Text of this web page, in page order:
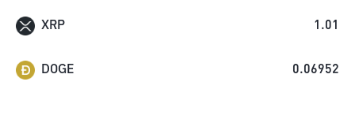
XRP 1.01
DOGE 0.06952